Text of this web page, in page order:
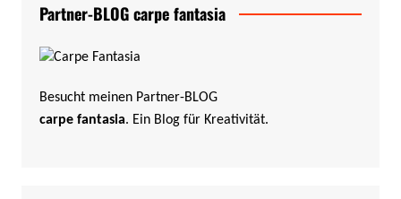
Partner-BLOG carpe fantasia
Besucht meinen Partner-BLOG
carpe fantasia. Ein Blog für Kreativität.